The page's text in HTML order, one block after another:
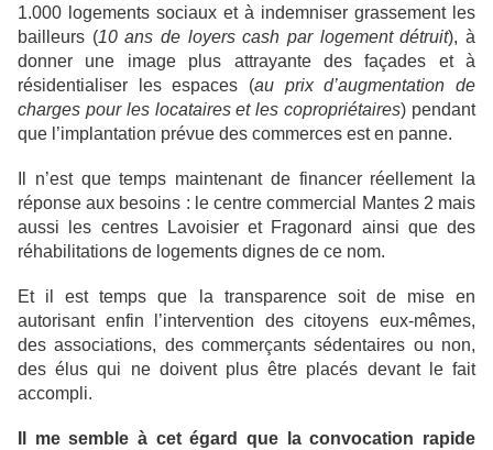
1.000 logements sociaux et à indemniser grassement les
bailleurs (10 ans de loyers cash par logement détruit), à
donner une image plus attrayante des façades et à
résidentialiser les espaces (au prix d’augmentation de
charges pour les locataires et les copropriétaires) pendant
que l’implantation prévue des commerces est en panne.
Il n’est que temps maintenant de financer réellement la
réponse aux besoins : le centre commercial Mantes 2 mais
aussi les centres Lavoisier et Fragonard ainsi que des
réhabilitations de logements dignes de ce nom.
Et il est temps que la transparence soit de mise en
autorisant enfin l’intervention des citoyens eux-mêmes,
des associations, des commerçants sédentaires ou non,
des élus qui ne doivent plus être placés devant le fait
accompli.
Il me semble à cet égard que la convocation rapide